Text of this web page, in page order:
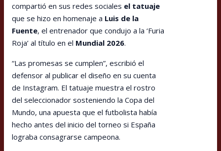
compartió en sus redes sociales el tatuaje
que se hizo en homenaje a Luis de la
Fuente, el entrenador que condujo a la ‘Furia
Roja’ al título en el Mundial 2026.
“Las promesas se cumplen”, escribió el
defensor al publicar el diseño en su cuenta
de Instagram. El tatuaje muestra el rostro
del seleccionador sosteniendo la Copa del
Mundo, una apuesta que el futbolista había
hecho antes del inicio del torneo si España
lograba consagrarse campeona.